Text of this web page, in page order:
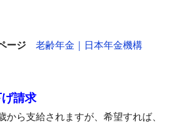
ージ
老齢年金｜日本年金機構
請求
から支給されますが、希望すれば、